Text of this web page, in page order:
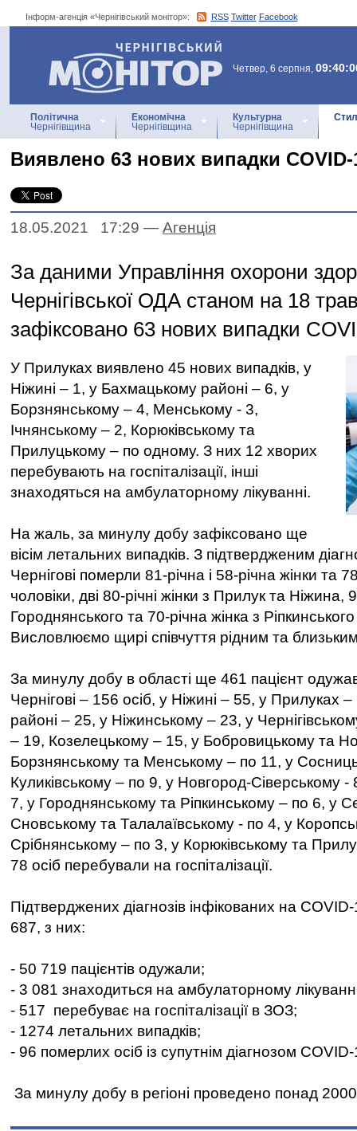
Інформ-агенція «Чернігівський монітор»: RSS Twitter Facebook
Інформ-агенція
«Чернігівський монітор»
Четвер, 6 серпня,
Політична
Чернігівщина
Економічна
Чернігівщина
Культурна
Чернігівщина
Виявлено 63 нових випадки COVID-
18.05.2021 17:29 — Агенцiя
За даними Управління охорони
Чернігівської ОДА станом на 18
зафіксовано 63 нових випадки
У Прилуках виявлено 45 нових випадків, у
Ніжині – 1, у Бахмацькому районі – 6, у
Борзнянському – 4, Менському - 3,
Ічнянському – 2, Корюківському та
Прилуцькому – по одному. З них 12 хворих
перебувають на госпіталізації, інші
знаходяться на амбулаторному лікуванні.
На жаль, за минулу добу зафіксовано ще
вісім летальних випадків. З підтвердженим
Чернігові померли 81-річна і 58-річна жінки та
чоловіки, дві 80-річні жінки з Прилук та Ніжина,
Городнянського та 70-річна жінка з
Висловлюємо щирі співчуття рідним та
За минулу добу в області ще 461 пацієнт
Чернігові – 156 осіб, у Ніжині – 55, у Прилуках
районі – 25, у Ніжинському – 23, у
– 19, Козелецькому – 15, у Бобровицькому та
Борзнянському та Менському – по 11, у
Куликівському – по 9, у Новгород-Сіверському
7, у Городнянському та Ріпкинському – по 6, у
Сновському та Талалаївському - по 4, у
Срібнянському – по 3, у Корюківському та
78 осіб перебували на госпіталізації.
Підтверджених діагнозів інфікованих на
687, з них:
- 50 719 пацієнтів одужали;
- 3 081 знаходиться на амбулаторному
- 517 перебуває на госпіталізації в ЗОЗ;
- 1274 летальних випадків;
- 96 померлих осіб із супутнім діагнозом
За минулу добу в регіоні проведено понад